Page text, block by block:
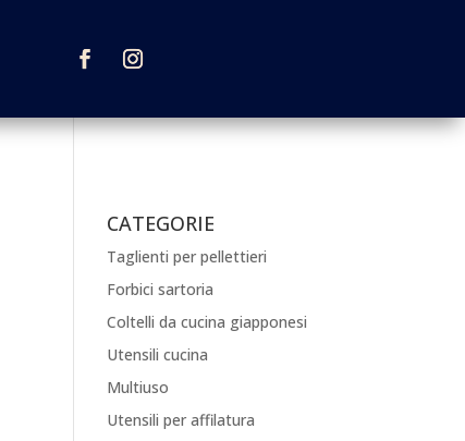
CATEGORIE
Taglienti per pellettieri
Forbici sartoria
Coltelli da cucina giapponesi
Utensili cucina
Multiuso
Utensili per affilatura